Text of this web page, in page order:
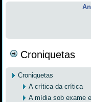
Croniquetas
Croniquetas
A crítica da crítica
A mídia sob exame